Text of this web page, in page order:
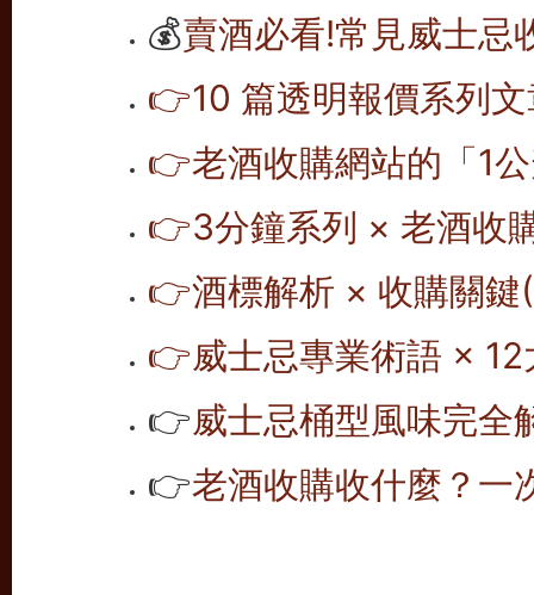
💰賣酒必看!常見威士忌
👉10 篇透明報價系列
👉老酒收購網站的「1
👉3分鐘系列 × 老酒收
👉酒標解析 × 收購關鍵
👉威士忌專業術語 ×
👉威士忌桶型風味完全
👉老酒收購收什麼？一